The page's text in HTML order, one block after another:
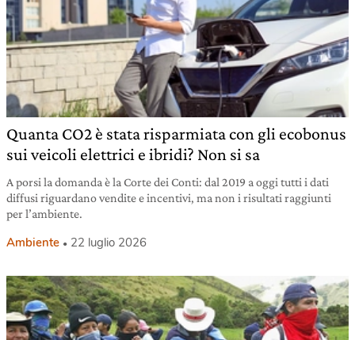
Quanta CO2 è stata risparmiata con gli ecobonus
sui veicoli elettrici e ibridi? Non si sa
A porsi la domanda è la Corte dei Conti: dal 2019 a oggi tutti i dati
diffusi riguardano vendite e incentivi, ma non i risultati raggiunti
per l’ambiente.
Ambiente 22 luglio 2026